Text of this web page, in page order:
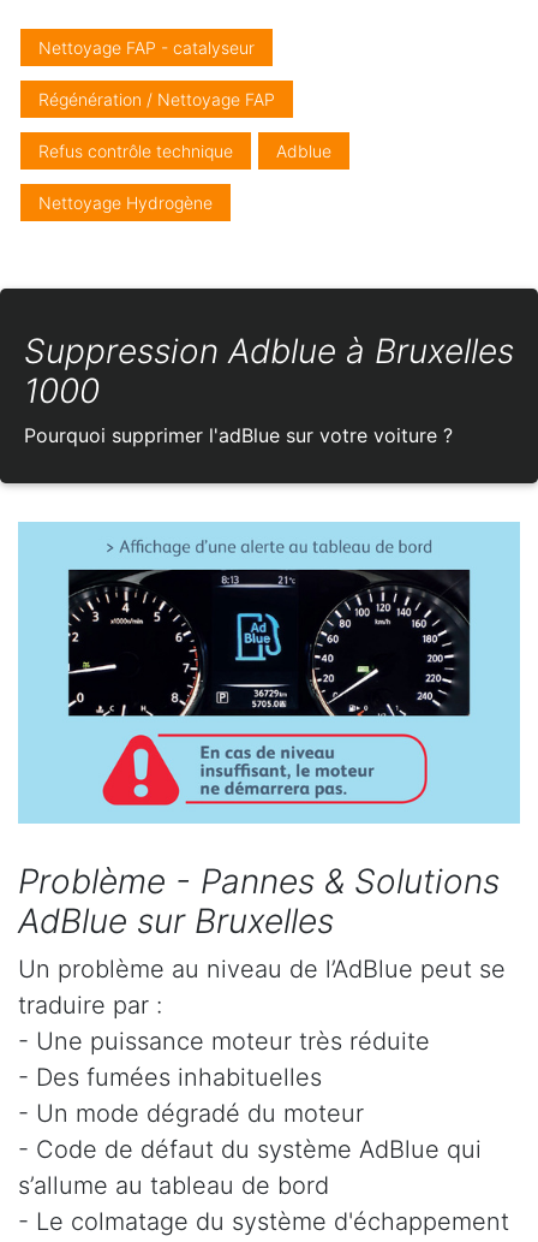
Nettoyage FAP - catalyseur
Régénération / Nettoyage FAP
Refus contrôle technique Adblue
Nettoyage Hydrogène
Suppression Adblue à Bruxelles
1000
Pourquoi supprimer l'adBlue sur votre voiture ?
Problème - Pannes & Solutions
AdBlue sur Bruxelles
Un problème au niveau de l’AdBlue peut se
traduire par :
- Une puissance moteur très réduite
- Des fumées inhabituelles
- Un mode dégradé du moteur
- Code de défaut du système AdBlue qui
s’allume au tableau de bord
- Le colmatage du système d'échappement